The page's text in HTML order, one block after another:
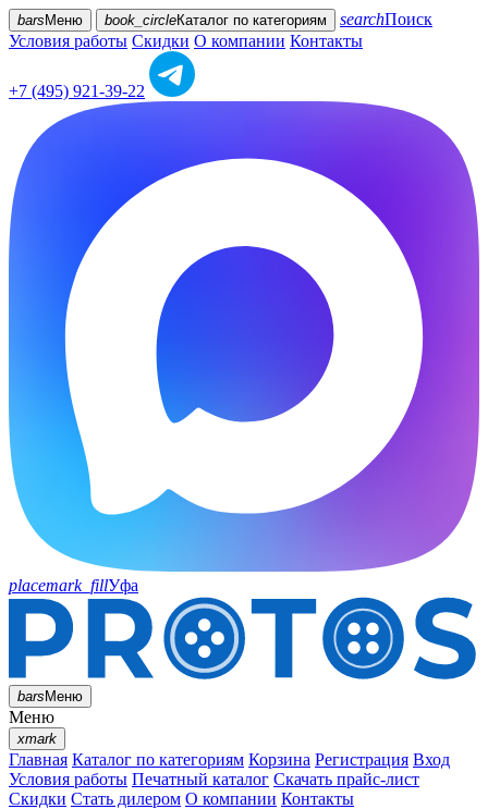
bars Меню book_circleКаталог по категориям searchПоиск
Условия работы Скидки О компании Контакты
+7 (495) 921-39-22
placemark_fillУфа
barsМеню
Меню
xmark
Главная Каталог по категориям Корзина Регистрация Вход
Условия работы Печатный каталог Скачать прайс-лист
Скидки Стать дилером О компании Контакты